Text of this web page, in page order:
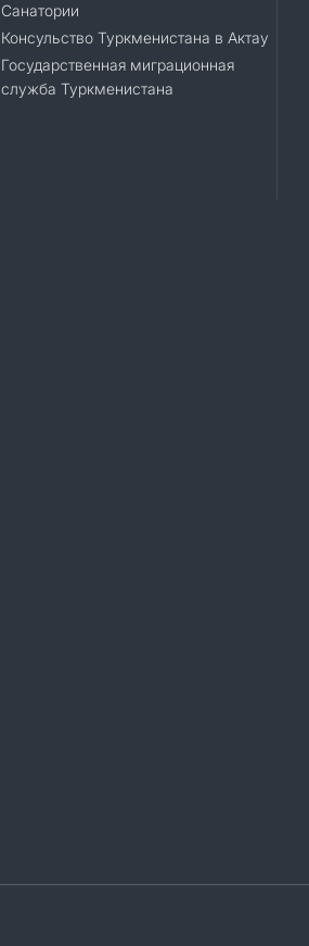
Санатории
Консульство Туркменистана в Актау
Государственная миграционная
служба Туркменистана